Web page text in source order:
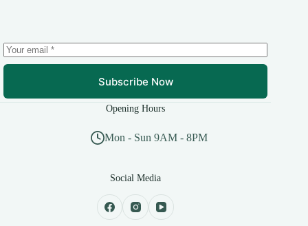
Subscribe Now
Opening Hours
Mon - Sun 9AM - 8PM
Social Media